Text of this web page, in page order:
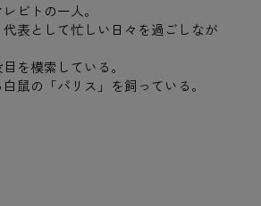
ビトの一人。
代表として忙しい日々を過ごしなが
を模索している。
鼠の「パリス」を飼っている。